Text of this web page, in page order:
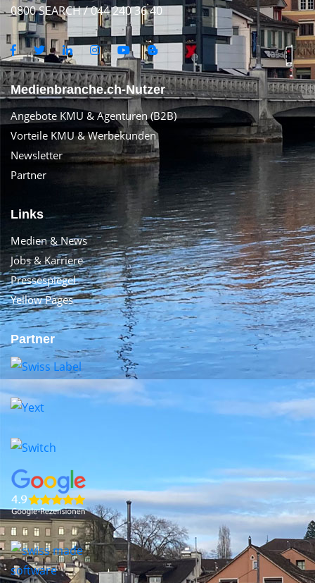
0800 SEARCH / 044 240 36 40
Medienbranche.ch-Nutzer
Angebote KMU & Agenturen (B2B)
Vorteile KMU & Werbekunden
Newsletter
Partner
Links
Medien & News
Jobs & Karriere
Pressespiegel
Yellow Pages
Partner